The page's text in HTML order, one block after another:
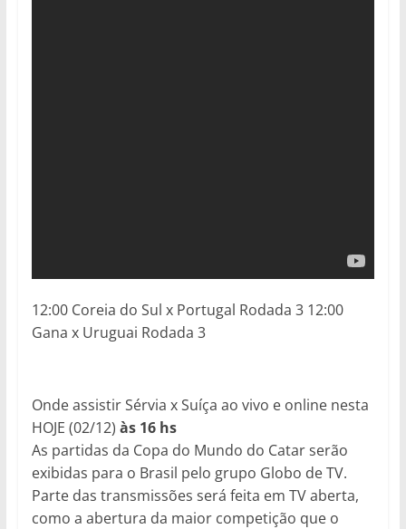
12:00 Coreia do Sul x Portugal Rodada 3 12:00
Gana x Uruguai Rodada 3
Onde assistir Sérvia x Suíça ao vivo e online nesta
HOJE (02/12) às 16 hs
As partidas da Copa do Mundo do Catar serão
exibidas para o Brasil pelo grupo Globo de TV.
Parte das transmissões será feita em TV aberta,
como a abertura da maior competição que o